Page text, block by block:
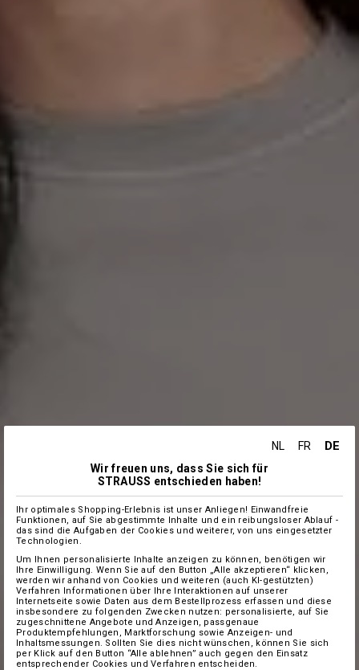
NL FR DE
Wir freuen uns, dass Sie sich für
STRAUSS entschieden haben!
Ihr optimales Shopping-Erlebnis ist unser Anliegen! Einwandfreie
Funktionen, auf Sie abgestimmte Inhalte und ein reibungsloser Ablauf -
das sind die Aufgaben der Cookies und weiterer, von uns eingesetzter
Technologien.
Um Ihnen personalisierte Inhalte anzeigen zu können, benötigen wir
Ihre Einwilligung. Wenn Sie auf den Button „Alle akzeptieren“ klicken,
werden wir anhand von Cookies und weiteren (auch KI-gestützten)
Verfahren Informationen über Ihre Interaktionen auf unserer
Internetseite sowie Daten aus dem Bestellprozess erfassen und diese
insbesondere zu folgenden Zwecken nutzen: personalisierte, auf Sie
zugeschnittene Angebote und Anzeigen, passgenaue
Produktempfehlungen, Marktforschung sowie Anzeigen- und
Inhaltsmessungen. Sollten Sie dies nicht wünschen, können Sie sich
per Klick auf den Button “Alle ablehnen” auch gegen den Einsatz
entsprechender Cookies und Verfahren entscheiden.